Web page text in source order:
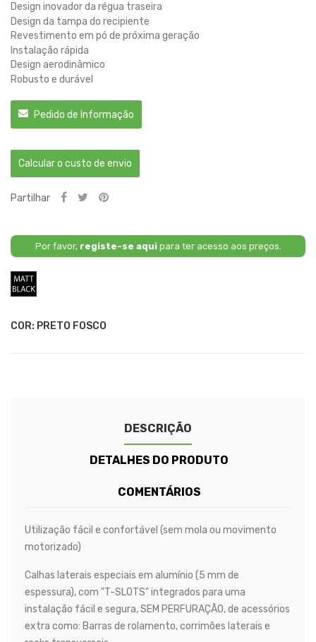
Design inovador da régua traseira
Design da tampa do recipiente
Revestimento em pó de próxima geração
Instalação rápida
Design aerodinâmico
Robusto e durável
Pedido de Informação
Calcular o custo de envio
Partilhar
Por favor, registe-se aquipara ter acesso aos preços.
COR: PRETO FOSCO
DESCRIÇÃO
DETALHES DO PRODUTO
COMENTÁRIOS
Utilização fácil e confortável (sem mola ou movimento
motorizado)
Calhas laterais especiais em alumínio (5 mm de
espessura), com "T-SLOTS" integrados para uma
instalação fácil e segura, SEM PERFURAÇÃO, de acessórios
extra como: Barras de rolamento, corrimões laterais e